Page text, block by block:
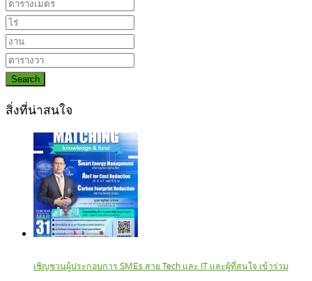
Search
สิ่งที่น่าสนใจ
เชิญชวนผู้ประกอบการ SMEs สาย Tech และ IT และผู้ที่สนใจ เข้าร่วม